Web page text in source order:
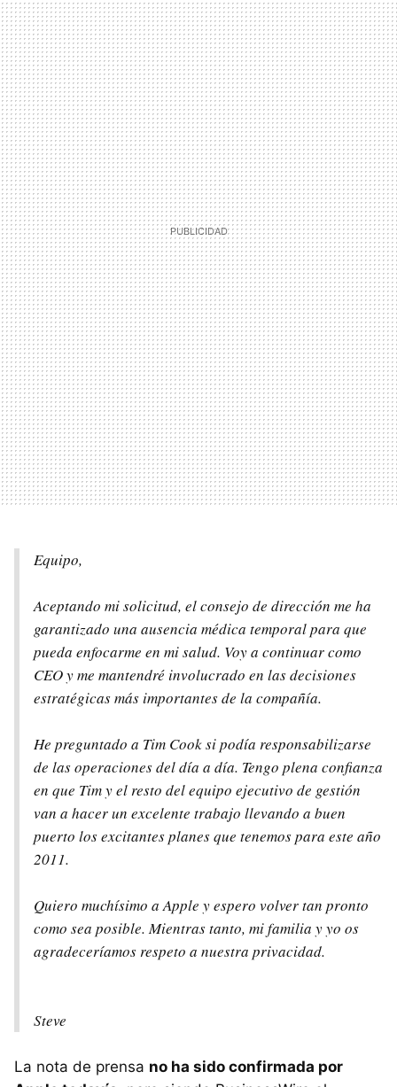
Equipo,
Aceptando mi solicitud, el consejo de dirección me ha
garantizado una ausencia médica temporal para que
pueda enfocarme en mi salud. Voy a continuar como
CEOy me mantendré involucrado en las decisiones
estratégicas más importantes de la compañía.
He preguntado a Tim Cook si podía responsabilizarse
de las operaciones del día a día. Tengo plena confianza
en que Tim y el resto del equipo ejecutivo de gestión
van a hacer un excelente trabajo llevando a buen
puerto los excitantes planes que tenemos para este año
2011.
Quiero muchísimo a Apple y espero volver tan pronto
como sea posible. Mientras tanto, mi familia y yo os
agradeceríamos respeto a nuestra privacidad.
Steve
La nota de prensa no ha sido confirmada por